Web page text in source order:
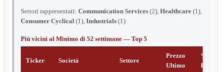
Settori rappresentati: Communication Services (2), Healthcare (1),
Consumer Cyclical (1), Industrials (1)
Più vicini al Minimo di 52 settimane — Top 5
Ticker Società Settore
Prezzo
Ultimo
%